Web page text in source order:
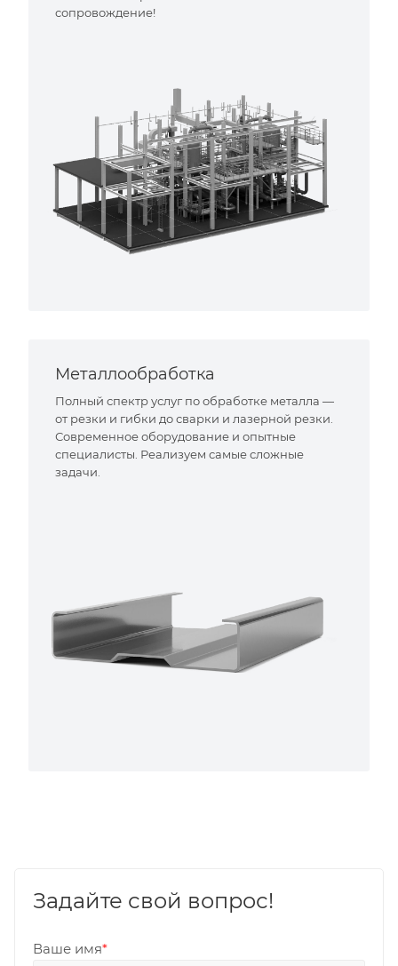
сопровождение!
Металлообработка
Полный спектр услуг по обработке металла —
от резки и гибки до сварки и лазерной резки.
Современное оборудование и опытные
специалисты. Реализуем самые сложные
задачи.
Задайте свой вопрос!
Ваше имя*